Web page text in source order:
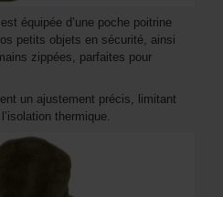
équipée d’une poche poitrine
petits objets en sécurité, ainsi
zippées, parfaites pour
un ajustement précis, limitant
thermique.